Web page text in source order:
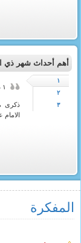
أهم أحداث شهر ذي
١
٢
٣
١ ذي القعدة
ذكرى
الامام
المفکرة